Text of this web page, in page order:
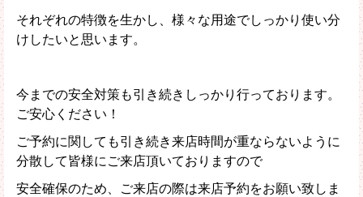
それぞれの特徴を生かし、様々な用途でしっかり使い分
けしたいと思います。
今までの安全対策も引き続きしっかり行っております。
ご安心ください！
ご予約に関しても引き続き来店時間が重ならないように
分散して皆様にご来店頂いておりますので
安全確保のため、ご来店の際は来店予約をお願い致しま